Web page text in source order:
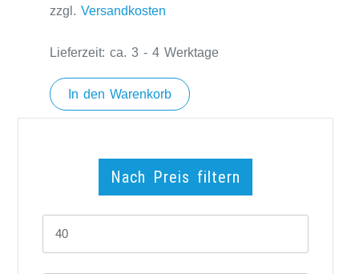
zzgl.Versandkosten
Lieferzeit:ca. 3 - 4 Werktage
In den Warenkorb
Nach Preis filtern